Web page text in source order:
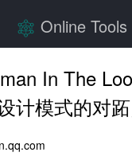
Online Tools
In The
计模式的对